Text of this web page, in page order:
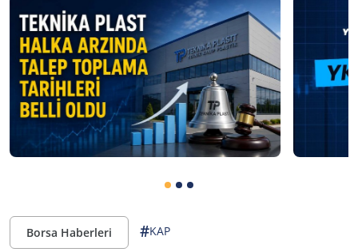
Borsa Haberleri #KAP